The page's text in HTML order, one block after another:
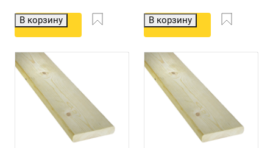
В корзину
В корзину